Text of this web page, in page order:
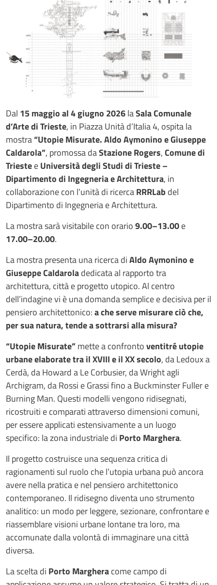
Dal 15 maggio al 4 giugno 2026laSala Comunale
d’Arte di Trieste, in Piazza Unità d’Italia 4, ospita la
mostra“Utopie Misurate. Aldo Aymonino e Giuseppe
Caldarola”, promossa daStazione Rogers,Comune di
TriesteeUniversità degli Studi di Trieste –
Dipartimento di Ingegneria e Architettura, in
collaborazione con l’unità di ricercaRRRLab del
Dipartimento di Ingegneria e Architettura.
La mostra sarà visitabile con orario9.00–13.00e
17.00–20.00.
La mostra presenta una ricerca diAldo Aymonino e
Giuseppe Caldaroladedicata al rapporto tra
architettura, città e progetto utopico. Al centro
dell’indagine vi è una domanda semplice e decisiva per il
pensiero architettonico:a che serve misurare ciò che,
per sua natura, tende a sottrarsi alla misura?
“Utopie Misurate”mette a confrontoventitré utopie
urbane elaborate tra il XVIII e il XX secolo, da Ledoux a
Cerdà, da Howard a Le Corbusier, da Wright agli
Archigram, da Rossi e Grassi fino a Buckminster Fuller e
Burning Man. Questi modelli vengono ridisegnati,
ricostruiti e comparati attraverso dimensioni comuni,
per essere applicati estensivamente a un luogo
specifico: la zona industriale di Porto Marghera.
Il progetto costruisce una sequenza critica di
ragionamenti sul ruolo che l’utopia urbana può ancora
avere nella pratica e nel pensiero architettonico
contemporaneo. Il ridisegno diventa uno strumento
analitico: un modo per leggere, sezionare, confrontare e
riassemblare visioni urbane lontane tra loro, ma
accomunate dalla volontà di immaginare una città
diversa.
La scelta di Porto Margheracome campo di